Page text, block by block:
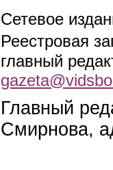
Сетевое
Реестровая
главный
Главный
Смирнова,